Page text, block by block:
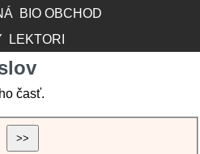
BIO OBCHOD
LEKTORI
časť.